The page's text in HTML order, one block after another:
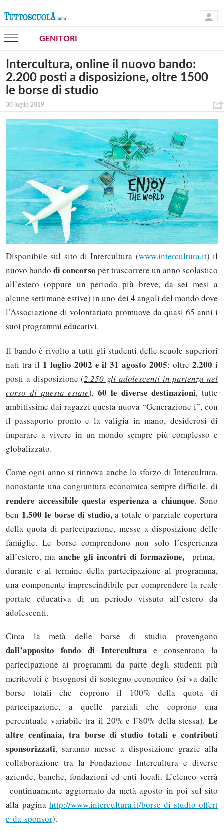
GENITORI
Intercultura, online il nuovo bando:
2.200 posti a disposizione, oltre 1500
le borse di studio
30 luglio 2019
Disponibile sul sito di Intercultura (www.intercultura.it) il
nuovo bando di concorso per trascorrere un anno scolastico
all’estero (oppure un periodo più breve, da sei mesi a
alcune settimane estive) in uno dei 4 angoli del mondo dove
l’Associazione di volontariato promuove da quasi 65 anni i
suoi programmi educativi.
Il bando è rivolto a tutti gli studenti delle scuole superiori
nati tra il 1 luglio 2002 e il 31 agosto 2005: oltre2.200 i
posti a disposizione (2.250 gli adolescenti in partenza nel
corso di questa estate), 60 le diverse destinazioni, tutte
ambitissime dai ragazzi questa nuova “Generazione i”, con
il passaporto pronto e la valigia in mano, desiderosi di
imparare a vivere in un mondo sempre più complesso e
globalizzato.
Come ogni anno si rinnova anche lo sforzo di Intercultura,
nonostante una congiuntura economica sempre difficile, di
rendere accessibile questa esperienza a chiunque. Sono
ben 1.500 le borse di studio,a totale o parziale copertura
della quota di partecipazione, messe a disposizione delle
famiglie. Le borse comprendono non solo l’esperienza
all’estero, ma anche gli incontri di formazione,
prima,
durante e al termine della partecipazione al programma,
una componente imprescindibile per comprendere la reale
portate educativa di un periodo vissuto all’estero da
adolescenti.
Circa la metà delle borse di studio provengono
dall’apposito fondo di Intercultura e consentono la
partecipazione ai programmi da parte degli studenti più
meritevoli e bisognosi di sostegno economico (si va dalle
borse totali che coprono il 100% della quota di
partecipazione, a quelle parziali che coprono una
percentuale variabile tra il 20% e l’80% della stessa). Le
altre centinaia, tra borse di studio totali e contributi
sponsorizzati, saranno messe a disposizione grazie alla
collaborazione tra la Fondazione Intercultura e diverse
aziende, banche, fondazioni ed enti locali. L’elenco verrà
continuamente aggiornato da metà agosto in poi sul sito
alla pagina http://www.intercultura.it/borse-di-studio-offert
e-da-sponsor).